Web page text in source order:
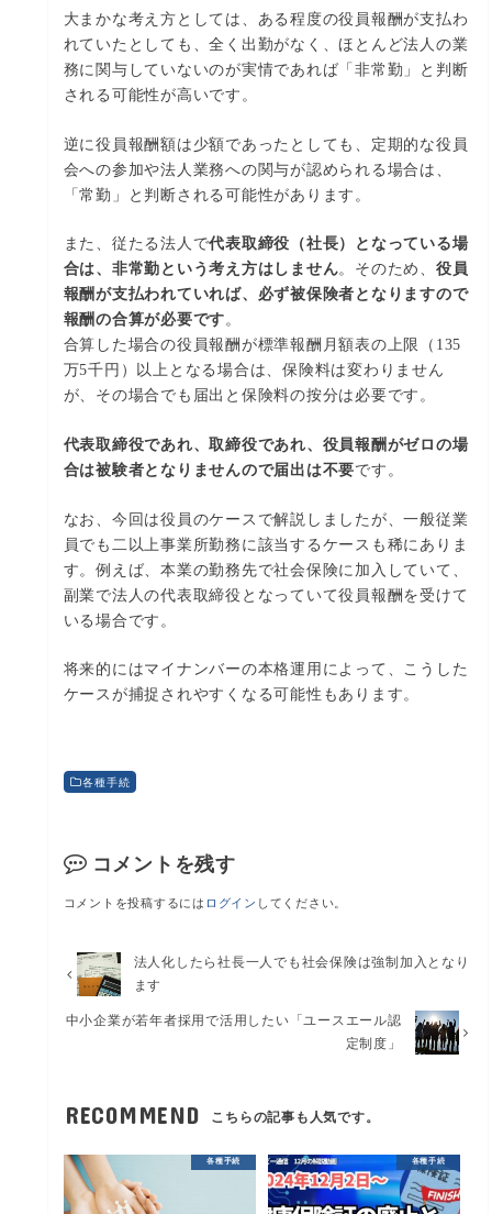
大まかな考え方としては、ある程度の役員報酬が支払わ
れていたとしても、全く出勤がなく、ほとんど法人の業
務に関与していないのが実情であれば「非常勤」と判断
される可能性が高いです。
逆に役員報酬額は少額であったとしても、定期的な役員
会への参加や法人業務への関与が認められる場合は、
「常勤」と判断される可能性があります。
また、従たる法人で代表取締役（社長）となっている場
合は、非常勤という考え方はしません。そのため、 役員
報酬が支払われていれば、必ず被保険者となりますので
報酬の合算が必要です。
合算した場合の役員報酬が標準報酬月額表の上限（135
万5千円）以上となる場合は、保険料は変わりません
が、その場合でも届出と保険料の按分は必要です。
代表取締役であれ、取締役であれ、役員報酬がゼロの場
合は被験者となりませんので届出は不要です。
なお、今回は役員のケースで解説しましたが、一般従業
員でも二以上事業所勤務に該当するケースも稀にありま
す。例えば、本業の勤務先で社会保険に加入していて、
副業で法人の代表取締役となっていて役員報酬を受けて
いる場合です。
将来的にはマイナンバーの本格運用によって、こうした
ケースが捕捉されやすくなる可能性もあります。
各種手続
コメントを残す
コメントを投稿するには ログイン してください。
法人化したら社長一人でも社会保険は強制加入となり
ます
中小企業が若年者採用で活用したい「ユースエール認
定制度」
RECOMMEND こちらの記事も人気です。
各種手続 各種手続